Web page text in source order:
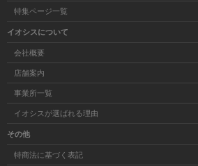
特集ページ一覧
イオシスについて
会社概要
店舗案内
事業所一覧
イオシスが選ばれる理由
その他
特商法に基づく表記